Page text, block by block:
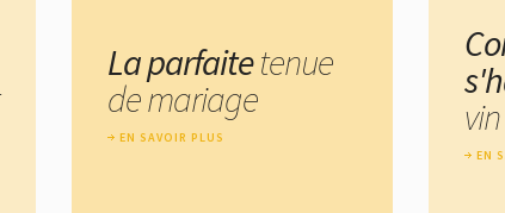
La parfaitetenue
de mariage
EN SAVOIR PLUS
EN